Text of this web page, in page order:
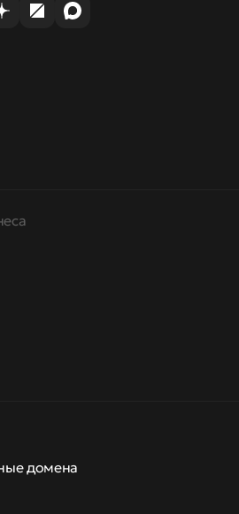
домена